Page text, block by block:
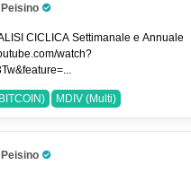
#tradingitalia
#usdjpy
EURUSD (EUR/USD)
CICLICA Settimanale e Annuale
watch?
MDIV (Multi)